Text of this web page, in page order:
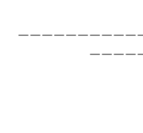
ーーーーーーーーーー
ーーーー